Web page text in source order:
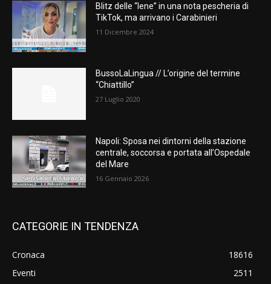
Blitz delle “Iene” in una nota pescheria di
TikTok, ma arrivano i Carabinieri
11 Dicembre 2024
BussoLaLingua // L’origine del termine
“Chiattillo”
27 Luglio 2020
Napoli: Sposa nei dintorni della stazione
centrale, soccorsa e portata all’Ospedale
del Mare
16 Gennaio 2026
CATEGORIE IN TENDENZA
Cronaca
18616
Eventi
2511